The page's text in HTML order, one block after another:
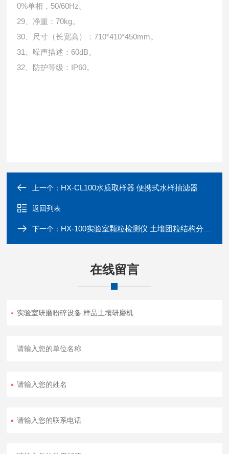
0%单相，50/60Hz。
29、净重：70kg。
30、尺寸（长宽高）：710*410*450mm。
31、噪声描述：60dB。
32、防护等级：IP60。
上一个： HX-CL100水质取样器 便携式水样抽滤器
返回列表
下一个： HX-100实验室颗粒检测仪 土壤团粒结构分析仪
在线留言